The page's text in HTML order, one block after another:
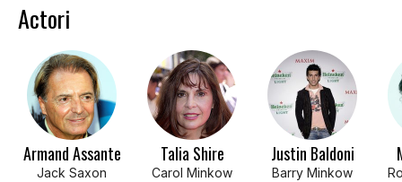
Actori
Armand Assante
Jack Saxon
Talia Shire
Carol Minkow
Justin Baldoni
Barry Minkow